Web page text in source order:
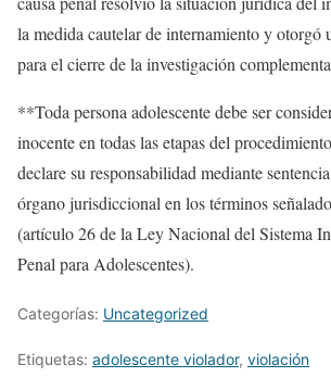
la medida cautelar de internamiento y otorgó
para el cierre de la investigación
**Toda persona adolescente debe ser
inocente en todas las etapas del
declare su responsabilidad mediante
órgano jurisdiccional en los términos
(artículo 26 de la Ley Nacional del Sistema
Penal para Adolescentes).
Categorías: Uncategorized
Etiquetas: adolescente violador, violación